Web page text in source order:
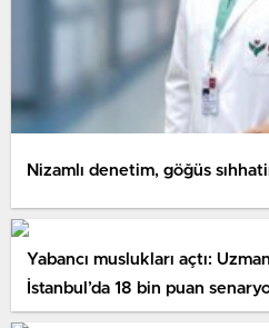
Nizamlı denetim, göğüs
Yabancı muslukları açtı:
İstanbul’da 18 bin puan